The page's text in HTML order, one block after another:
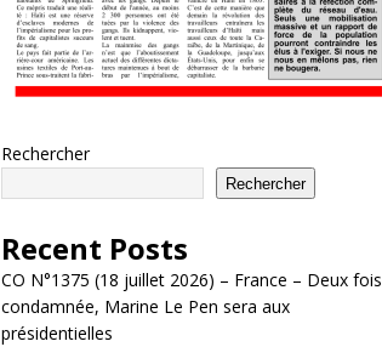
Rechercher
Rechercher
Recent Posts
CO N°1375 (18 juillet 2026) – France – Deux fois
condamnée, Marine Le Pen sera aux
présidentielles